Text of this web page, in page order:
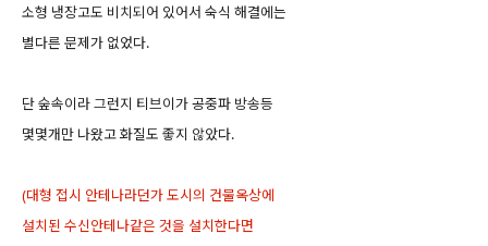
소형 냉장고도 비치되어 있어서 숙식 해결에는
별다른 문제가 없었다.
단 숲속이라 그런지 티브이가 공중파 방송등
몇몇개만 나왔고 화질도 좋지 않았다.
(대형 접시 안테나라던가 도시의 건물옥상에
설치된 수신안테나같은 것을 설치한다면